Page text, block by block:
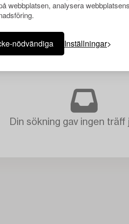
webbplatsen, analysera
nödvändiga Inställningar
Din sökning gav ingen träff